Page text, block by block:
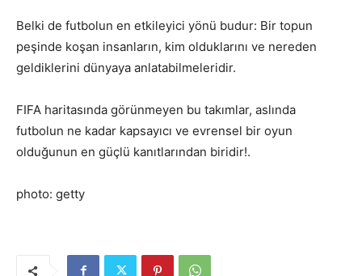
Belki de futbolun en etkileyici yönü budur: Bir topun
peşinde koşan insanların, kim olduklarını ve nereden
geldiklerini dünyaya anlatabilmeleridir.
FIFA haritasında görünmeyen bu takımlar, aslında
futbolun ne kadar kapsayıcı ve evrensel bir oyun
olduğunun en güçlü kanıtlarından biridir!.
photo: getty